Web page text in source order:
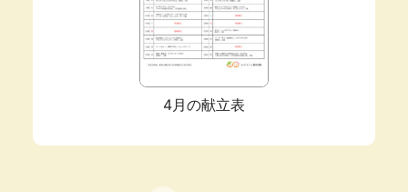
4月の献立表